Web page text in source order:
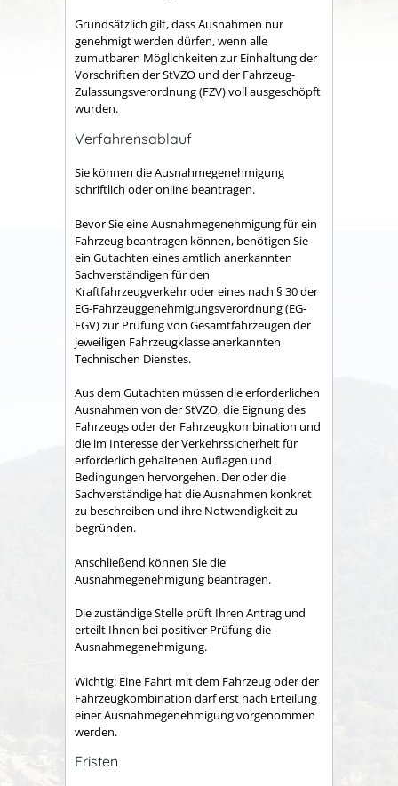
Grundsätzlich gilt, dass Ausnahmen nur
genehmigt werden dürfen, wenn alle
zumutbaren Möglichkeiten zur Einhaltung der
Vorschriften der StVZO und der Fahrzeug-
Zulassungsverordnung (FZV) voll ausgeschöpft
wurden.
Verfahrensablauf
Sie können die Ausnahmegenehmigung
schriftlich oder online beantragen.
Bevor Sie eine Ausnahmegenehmigung für ein
Fahrzeug beantragen können, benötigen Sie
ein Gutachten eines amtlich anerkannten
Sachverständigen für den
Kraftfahrzeugverkehr oder eines nach § 30 der
EG-Fahrzeuggenehmigungsverordnung (EG-
FGV) zur Prüfung von Gesamtfahrzeugen der
jeweiligen Fahrzeugklasse anerkannten
Technischen Dienstes.
Aus dem Gutachten müssen die erforderlichen
Ausnahmen von der StVZO, die Eignung des
Fahrzeugs oder der Fahrzeugkombination und
die im Interesse der Verkehrssicherheit für
erforderlich gehaltenen Auflagen und
Bedingungen hervorgehen. Der oder die
Sachverständige hat die Ausnahmen konkret
zu beschreiben und ihre Notwendigkeit zu
begründen.
Anschließend können Sie die
Ausnahmegenehmigung beantragen.
Die zuständige Stelle prüft Ihren Antrag und
erteilt Ihnen bei positiver Prüfung die
Ausnahmegenehmigung.
Wichtig: Eine Fahrt mit dem Fahrzeug oder der
Fahrzeugkombination darf erst nach Erteilung
einer Ausnahmegenehmigung vorgenommen
werden.
Fristen